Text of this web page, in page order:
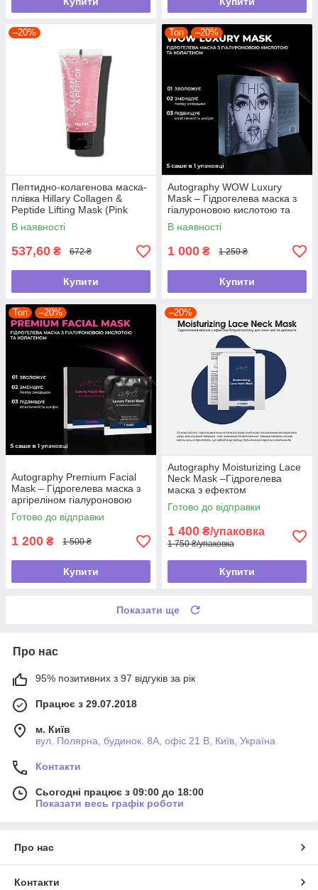
–20%
Пептидно-колагенова маска-
плівка Hillary Collagen &
Peptide Lifting Mask (Pink
Edition), 90 мл
В наявності
537,60 ₴ 672 ₴
Купити
Топ –20%
Autography WOW Luxury
Mask – Гідрогелева маска з
гіалуроновою кислотою та
колагеном, 5 саше в 1 уп.
В наявності
1 000 ₴ 1 250 ₴
Купити
Топ –20%
Autography Premium Facial
Mask – Гідрогелева маска з
аргіреліном гіалуроновою
кислотою колагеном, 5саше в
1уп
Готово до відправки
1 200 ₴ 1 500 ₴
Купити
–20%
Autography Moisturizing Lace
Neck Mask –Гідрогелева
маска з ефектом
ботулотоксину для зони шиї
та декольте
Готово до відправки
1 400 ₴/упаковка
1 750 ₴/упаковка
Купити
Показати ще
Про нас
95% позитивних з 97 відгуків за рік
Працює з 29.07.2018
м. Київ
вул. Полярна, будинок. 8А, офіс 21 В, Київ, Україна
Контакти
Сьогодні працює з 09:00 до 18:00
Показати весь графік роботи
Про нас
Контакти